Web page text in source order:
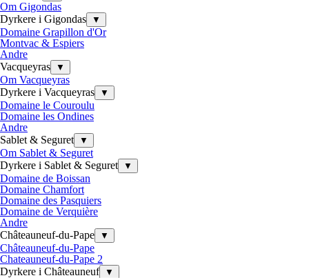
Om Gigondas
Dyrkere i Gigondas
▼
Domaine Grapillon d'Or
Montvac & Espiers
Andre
Vacqueyras
▼
Om Vacqueyras
Dyrkere i Vacqueyras
▼
Domaine le Couroulu
Domaine les Ondines
Andre
Sablet & Seguret
▼
Om Sablet & Seguret
Dyrkere i Sablet & Seguret
▼
Domaine de Boissan
Domaine Chamfort
Domaine des Pasquiers
Domaine de Verquière
Andre
Châteauneuf-du-Pape
▼
Châteauneuf-du-Pape
Chateauneuf-du-Pape 2
Dyrkere i Châteauneuf
▼